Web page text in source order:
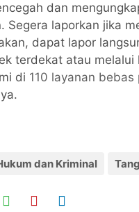
dan
Segera laporkan jika
dapat lapor
terdekat atau melalui
di 110 layanan bebas
dan Kriminal